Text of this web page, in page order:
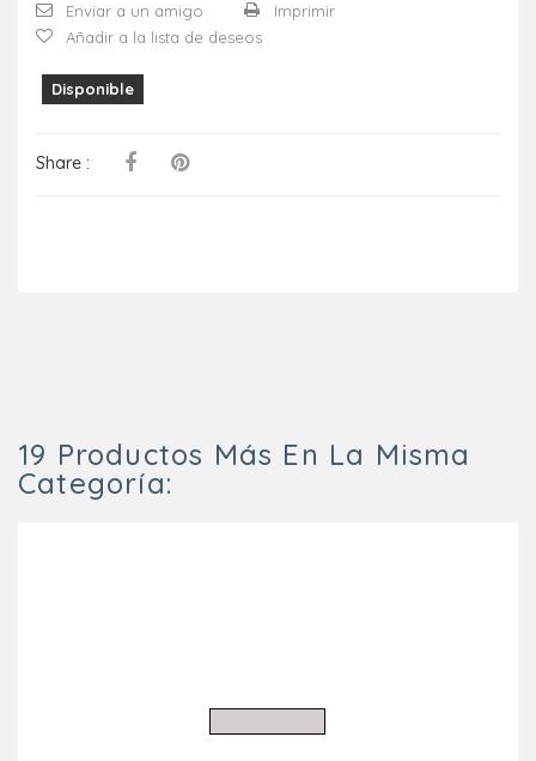
Enviar a un amigo
Imprimir
Añadir a la lista de deseos
Disponible
Share :
19 Productos Más En La Misma
Categoría: